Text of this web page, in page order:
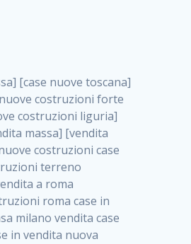
varese imprese costruzioni milano imprese edili venezia case in vendita prenestina imprese edili spa nuove costruzioni gallarate roma nuove costruzioni case in nuova costruzione nuovi case nuove in vendita a milano nuove costruzioni loano nuovi cantieri milano imprese edili novara case in vendita roma est imprese di costruzioni roma appartamenti in costruzione milano nuovi cantieri cerco casa vendita milano nuove costruzioni brugherio vendita case da imprese edili imprese edili udine nuove costruzioni direttamente dal costruttore imprese edili vicenza case in vendita a loano nuova costruzione nuove villette prezzi case nuove case in vendita in costruzione compravendita terreno agricolo cantiere, case in vendita a milano . case in vendita milano navigli costruzione nuova casa costruzioni nuove milano nuove costruzioni roma rent to buy nuove costruzioni taranto palazzo in costruzione vendita appartamenti nuova costruzione milano centro costruzioni milano case in vendita milano nuove costruzioni case in vendita milano sud impresa edile como case nuove a roma boccea case in vendita imprese edili trento nuove costruzioni buccinasco case in costruzione a milano nuove costruzioni ripamonti case in vendita a salerno nuove costruzioni nuove residenze milano case nuove vendita milano nuove costruzioni milano nord nuove costruzioni livorno vendita nuove costruzioni roma nuove costruzioni liguria costruzioni roma cerco casa roma vendita nuove costruzioni classe a impresa edile rimini nuovi annunci case in vendita nuove costruzioni magenta todini costruzioni case grezze in vendita vendita appartamenti nuovi milano case in vendita gallaratese milano nuove costruzioni arezzo, case in vendita a milano . case in vendita castelverde case nuove dal costruttore nuovo appartamento nuove costruzioni desenzano imprese edili lombardia imprese edili veneto appartamenti in costruzione roma case vendita pescara nuove costruzioni case in vendita ad acilia imprese edili verona e provincia nuove costruzioni desio appartamenti classe a milano firenze nuove costruzioni pirelli re immobiliare grandi imprese di costruzioni case in vendita torresina roma case in vendita navigli milano nuove costruzioni roma centro nuovecostruzioni appartamenti nuovi a milano impresa edile ancona nuove residenze dragona case in vendita nuove costruzioni brindisi vendita nuove costruzioni milano case in vendita arredate nuove case milano case nuove milano centro sito i